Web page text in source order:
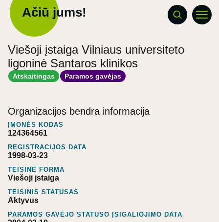
Ačiū jums!
Viešoji įstaiga Vilniaus universiteto
ligoninė Santaros klinikos
Atskaitingas Paramos gavėjas
Organizacijos bendra informacija
ĮMONĖS KODAS
124364561
REGISTRACIJOS DATA
1998-03-23
TEISINĖ FORMA
Viešoji įstaiga
TEISINIS STATUSAS
Aktyvus
PARAMOS GAVĖJO STATUSO ĮSIGALIOJIMO DATA